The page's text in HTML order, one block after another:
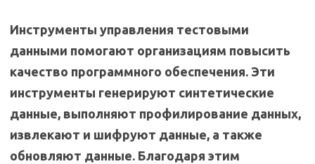
Инструменты управления тестовыми
данными помогают организациям повысить
качество программного обеспечения. Эти
инструменты генерируют синтетические
данные, выполняют профилирование данных,
извлекают и шифруют данные, а также
обновляют данные. Благодаря этим